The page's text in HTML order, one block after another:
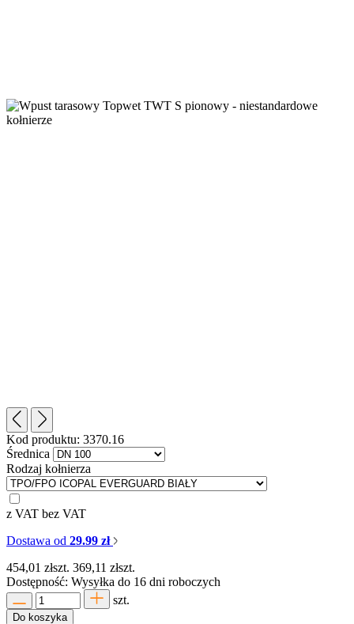
Kod produktu: 3370.16
Średnica
Rodzaj kołnierza
z VAT bez VAT
Dostawa od 29.99 zł
454,01 złszt. 369,11 złszt.
Dostępność: Wysyłka do 16 dni roboczych
szt.
Do koszyka